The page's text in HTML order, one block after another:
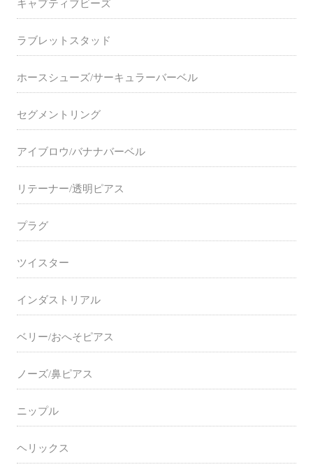
キャプティブビーズ
ラブレットスタッド
ホースシューズ/サーキュラーバーベル
セグメントリング
アイブロウ/バナナバーベル
リテーナー/透明ピアス
プラグ
ツイスター
インダストリアル
ベリー/おへそピアス
ノーズ/鼻ピアス
ニップル
ヘリックス